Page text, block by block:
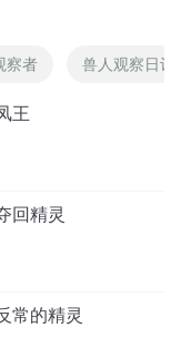
察者 兽人观察日记
王
回精灵
常的精灵